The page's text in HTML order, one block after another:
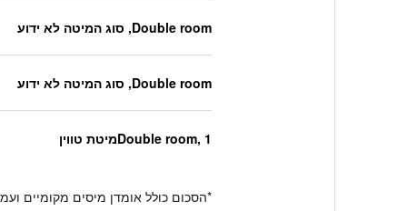
Double room, סוג המיטה לא ידוע
Double room, סוג המיטה לא ידוע
Double room, 1מיטת טווין
*הסכום כולל אומדן מיסים מקומיים